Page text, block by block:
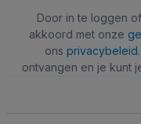
Door in te loggen
akkoord met onze
ons privacybeleid
ontvangen en je kunt